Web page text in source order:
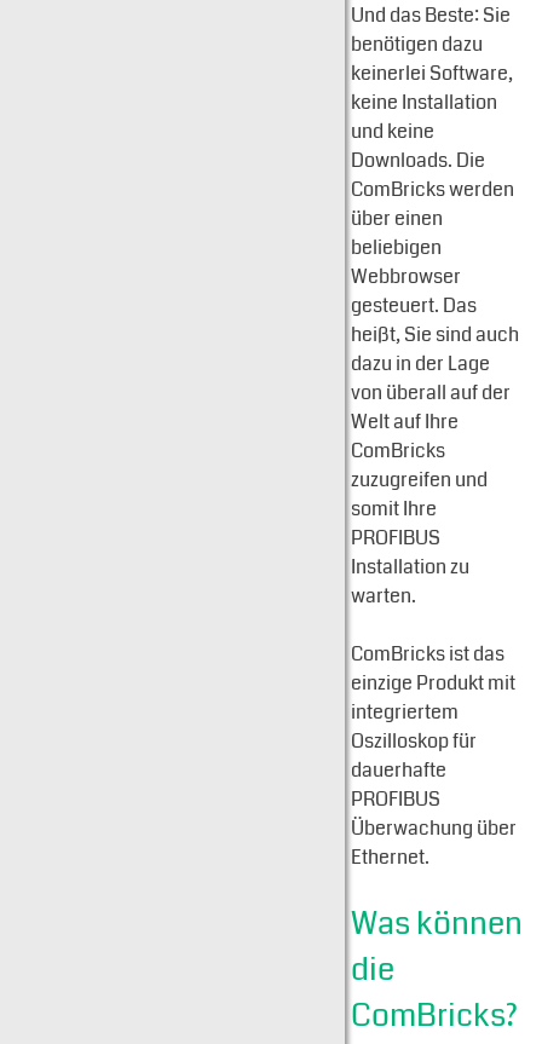
Und das Beste: Sie
benötigen dazu
keinerlei Software,
keine Installation
und keine
Downloads. Die
ComBricks werden
über einen
beliebigen
Webbrowser
gesteuert. Das
heißt, Sie sind auch
dazu in der Lage
von überall auf der
Welt auf Ihre
ComBricks
zuzugreifen und
somit Ihre
PROFIBUS
Installation zu
warten.
ComBricks ist das
einzige Produkt mit
integriertem
Oszilloskop für
dauerhafte
PROFIBUS
Überwachung über
Ethernet.
Was können
die
ComBricks?